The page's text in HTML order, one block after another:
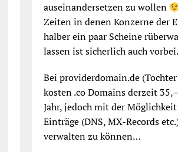
auseinandersetzen zu wollen
Zeiten in denen Konzerne der
halber ein paar Scheine
lassen ist sicherlich auch vorbei.
Bei providerdomain.de
kosten .co Domains derzeit
Jahr, jedoch mit der
Einträge (DNS, MX-Records
verwalten zu können…